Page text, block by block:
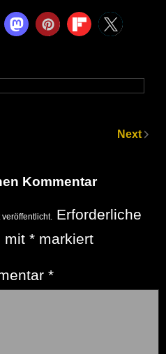
Next
Kommentar
Erforderliche
mit * markiert
*